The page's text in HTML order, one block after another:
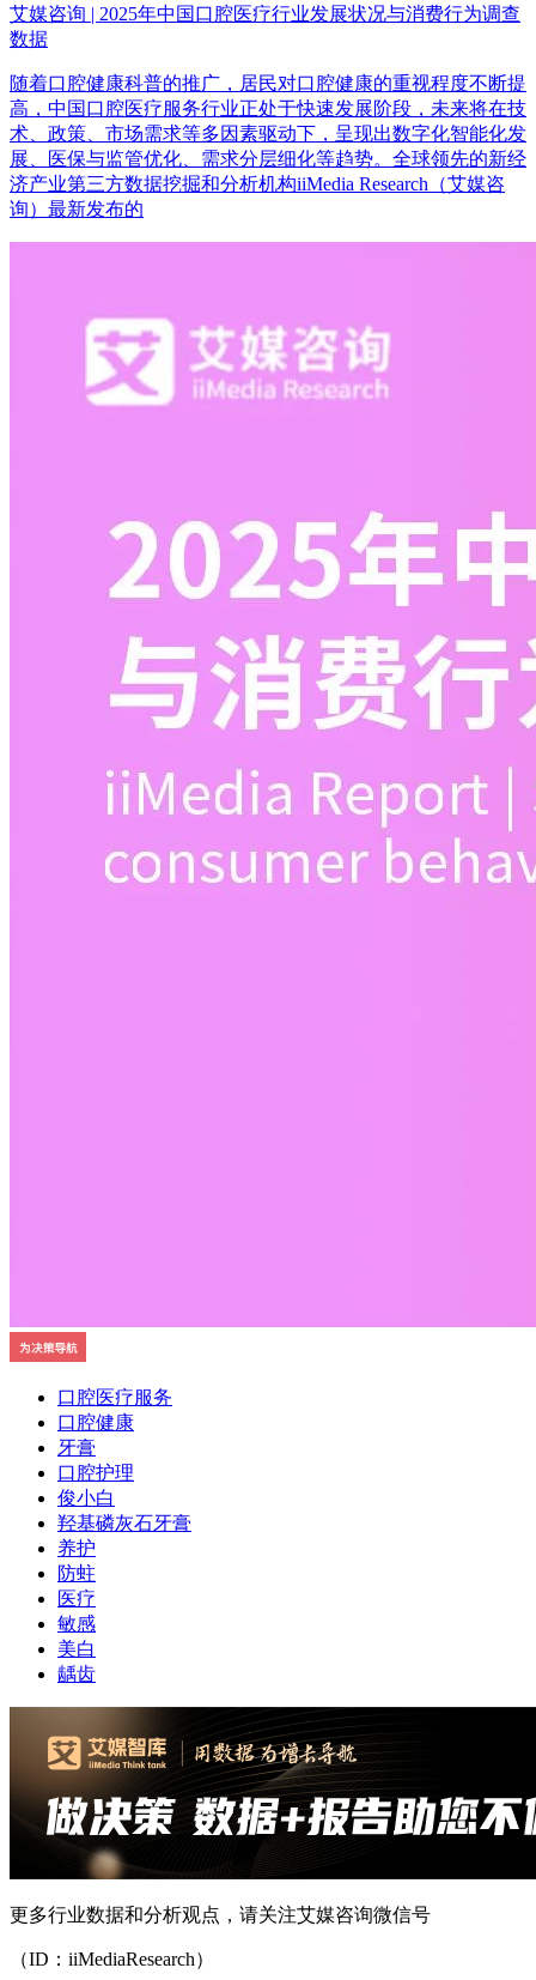
艾媒咨询 | 2025年中国口腔医疗行业发展状况与消费行为调查
数据
随着口腔健康科普的推广，居民对口腔健康的重视程度不断提
高，中国口腔医疗服务行业正处于快速发展阶段，未来将在技
术、政策、市场需求等多因素驱动下，呈现出数字化智能化发
展、医保与监管优化、需求分层细化等趋势。全球领先的新经
济产业第三方数据挖掘和分析机构iiMedia Research（艾媒咨
询）最新发布的
口腔医疗服务
口腔健康
牙膏
口腔护理
俊小白
羟基磷灰石牙膏
养护
防蛀
医疗
敏感
美白
龋齿
更多行业数据和分析观点，请关注艾媒咨询微信号
（ID：iiMediaResearch）